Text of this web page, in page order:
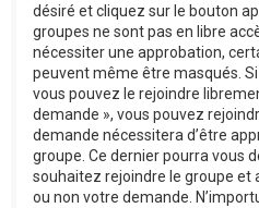
désiré et cliquez sur le bouton
groupes ne sont pas en libre
nécessiter une approbation,
peuvent même être masqués.
vous pouvez le rejoindre
demande », vous pouvez
demande nécessitera d’être
groupe. Ce dernier pourra vous
souhaitez rejoindre le groupe et
ou non votre demande.